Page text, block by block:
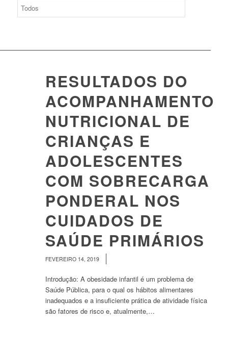
RESULTADOS DO
ACOMPANHAMENTO
NUTRICIONAL DE
CRIANÇAS E
ADOLESCENTES
COM SOBRECARGA
PONDERAL NOS
CUIDADOS DE
SAÚDE PRIMÁRIOS
FEVEREIRO 14, 2019
Introdução: A obesidade infantil é um problema de
Saúde Pública, para o qual os hábitos alimentares
inadequados e a insuficiente prática de atividade física
são fatores de risco e, atualmente,…